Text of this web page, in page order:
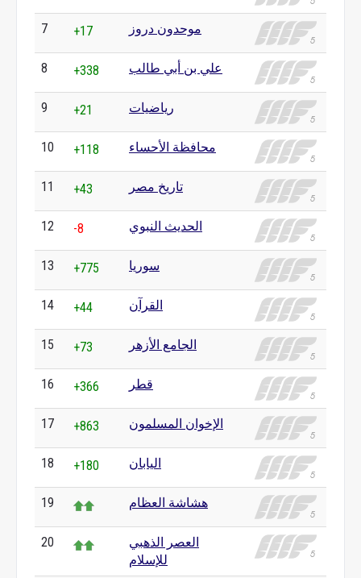
7 +17 موحدون دروز
8 +338 علي بن أبي طالب
9 +21 رياضيات
10 +118 محافظة الأحساء
11 +43 تاريخ مصر
12 -8 الحديث النبوي
13 +775 سوريا
14 +44 القرآن
15 +73 الجامع الأزهر
16 +366 قطر
17 +863 الإخوان المسلمون
18 +180 اليابان
19 هشاشة العظام
20
العصر الذهبي
للإسلام